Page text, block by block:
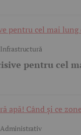
Infrastructură
pentru cel
Administrativ